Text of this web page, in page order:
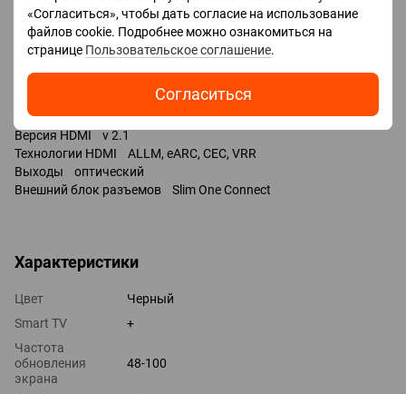
«Согласиться», чтобы дать согласие на использование
файлов cookie. Подробнее можно ознакомиться на
странице Пользовательское соглашение.
Согласиться
Amazon Alexa
Google Assistant
Bixby
Разъемы
Входы USB 3 шт / 2x USB-A, 1x USB-C /
HDMI 4 шт
Версия HDMI v 2.1
Технологии HDMI ALLM, eARC, CEC, VRR
Выходы оптический
Внешний блок разъемов Slim One Connect
Характеристики
Цвет
Черный
Smart TV
+
Частота
обновления
экрана
48-100